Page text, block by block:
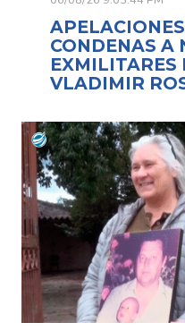
CONDENAS A
EXMILITARES
VLADIMIR